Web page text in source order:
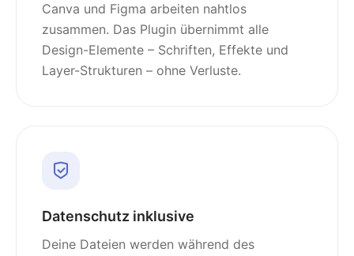
Canva und Figma arbeiten nahtlos
zusammen. Das Plugin übernimmt alle
Design-Elemente – Schriften, Effekte und
Layer-Strukturen – ohne Verluste.
Datenschutz inklusive
Deine Dateien werden während des